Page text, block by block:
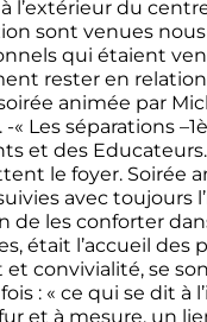
du
sont venues
qui étaient
rester en relation
animée par
Les séparations
et des
le foyer. Soirée
avec toujours
de les conforter
était l’accueil des
et convivialité, se
: « ce qui se dit à
et à mesure, un